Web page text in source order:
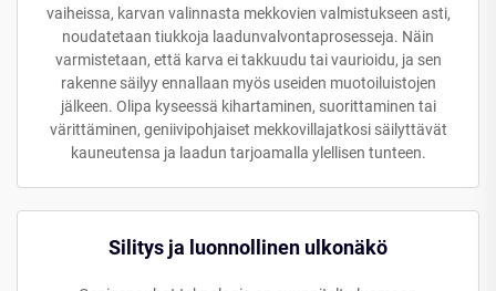
vaiheissa, karvan valinnasta mekkovien valmistukseen asti,
noudatetaan tiukkoja laadunvalvontaprosesseja. Näin
varmistetaan, että karva ei takkuudu tai vaurioidu, ja sen
rakenne säilyy ennallaan myös useiden muotoiluistojen
jälkeen. Olipa kyseessä kihartaminen, suorittaminen tai
värittäminen, geniivipohjaiset mekkovillajatkosi säilyttävät
kauneutensa ja laadun tarjoamalla ylellisen tunteen.
Silitys ja luonnollinen ulkonäkö